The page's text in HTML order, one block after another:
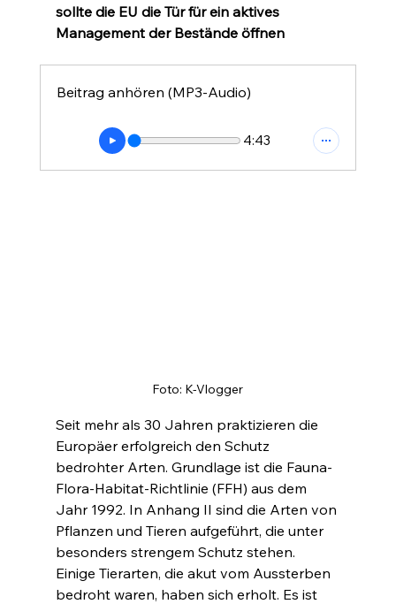
sollte die EU die Tür für ein aktives
Management der Bestände öffnen
Beitrag anhören (MP3-Audio)
4:43
Foto: K-Vlogger
Seit mehr als 30 Jahren praktizieren die
Europäer erfolgreich den Schutz
bedrohter Arten. Grundlage ist die Fauna-
Flora-Habitat-Richtlinie (FFH) aus dem
Jahr 1992. In Anhang II sind die Arten von
Pflanzen und Tieren aufgeführt, die unter
besonders strengem Schutz stehen.
Einige Tierarten, die akut vom Aussterben
bedroht waren, haben sich erholt. Es ist